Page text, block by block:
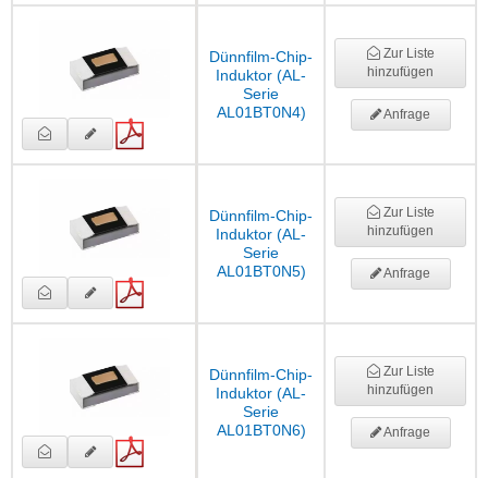
Dünnfilm-Chip-
Induktor (AL-
Serie
AL01BT0N4)
Zur Liste
hinzufügen
Anfrage
Dünnfilm-Chip-
Induktor (AL-
Serie
AL01BT0N5)
Zur Liste
hinzufügen
Anfrage
Dünnfilm-Chip-
Induktor (AL-
Serie
AL01BT0N6)
Zur Liste
hinzufügen
Anfrage